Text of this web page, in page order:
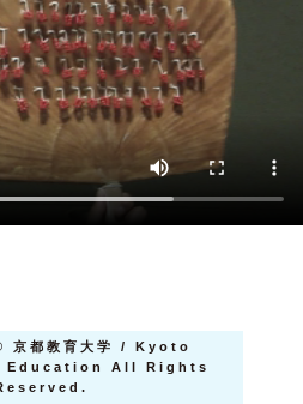
京都教育大学 / Kyoto
All Rights